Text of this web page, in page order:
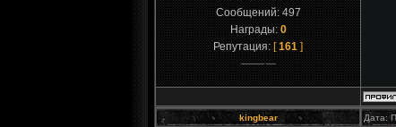
Сообщений: 497
Награды: 0
Репутация: [161 ]
kingbear Дата: